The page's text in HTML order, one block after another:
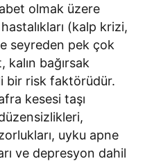
olmak üzere
(kalp krizi,
seyreden pek çok
kalın bağırsak
bir risk faktörüdür.
kesesi taşı
uyku apne
ve depresyon dahil